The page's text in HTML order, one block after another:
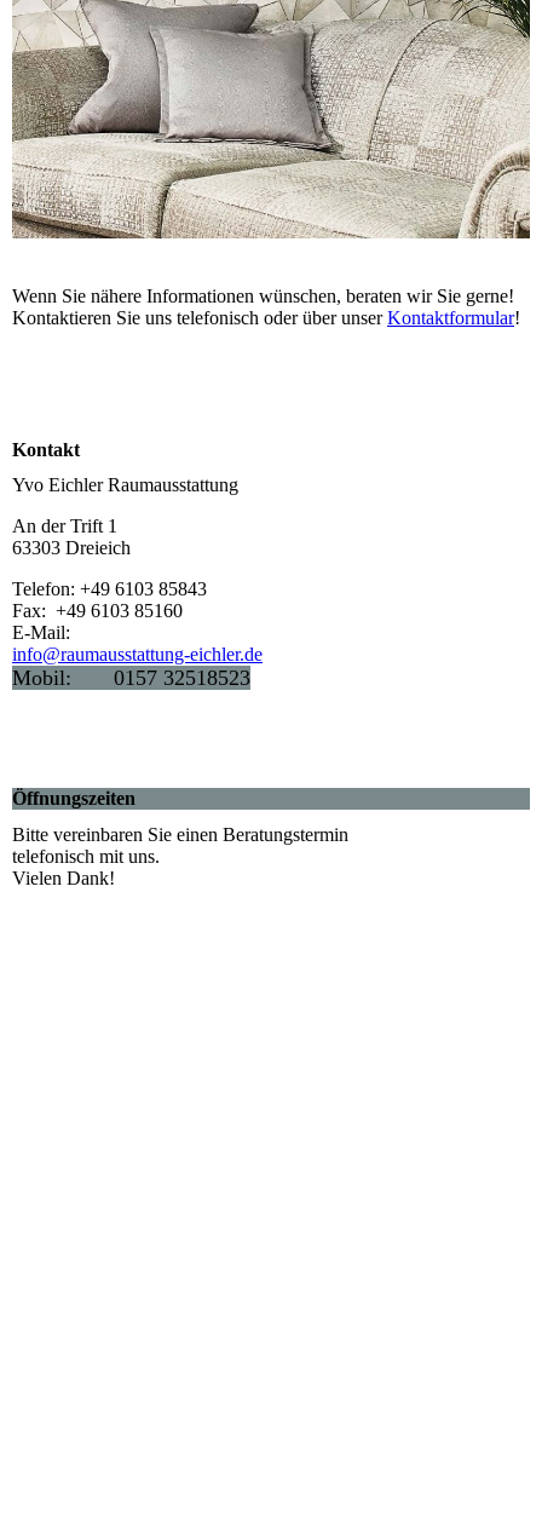
Wenn Sie nähere Informationen wünschen, beraten wir Sie gerne!
Kontaktieren Sie uns telefonisch oder über unserKontaktformular!
Kontakt
Yvo Eichler Raumausstattung
An der Trift 1
63303 Dreieich
Telefon: +49 6103 85843
Fax: +49 6103 85160
E-Mail:
info@raumausstattung-eichler.de
Mobil: 0157 32518523
Öffnungszeiten
Bitte vereinbaren Sie einen Beratungstermin
telefonisch mit uns.
Vielen Dank!